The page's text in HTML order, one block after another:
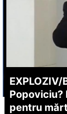
EXPLOZIV/
Popoviciu?
pentru